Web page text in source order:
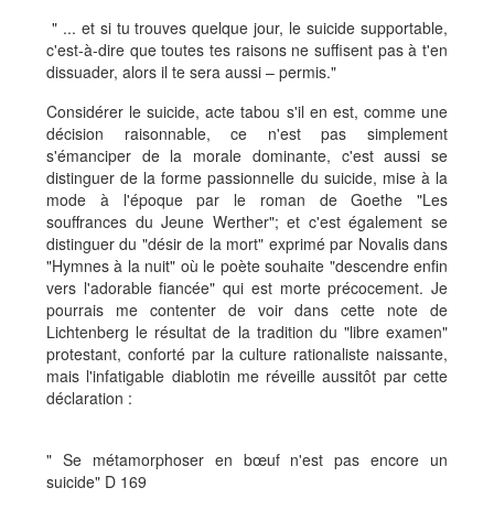
" ... et si tu trouves quelque jour, le suicide supportable,
c'est-à-dire que toutes tes raisons ne suffisent pas à t'en
dissuader, alors il te sera aussi – permis."
Considérer le suicide, acte tabou s'il en est, comme une
décision raisonnable, ce n'est pas simplement
s'émanciper de la morale dominante, c'est aussi se
distinguer de la forme passionnelle du suicide, mise à la
mode à l'époque par le roman de Goethe "Les
souffrances du Jeune Werther"; et c'est également se
distinguer du "désir de la mort" exprimé par Novalis dans
"Hymnes à la nuit" où le poète souhaite "descendre enfin
vers l'adorable fiancée" qui est morte précocement. Je
pourrais me contenter de voir dans cette note de
Lichtenberg le résultat de la tradition du "libre examen"
protestant, conforté par la culture rationaliste naissante,
mais l'infatigable diablotin me réveille aussitôt par cette
déclaration :
" Se métamorphoser en bœuf n'est pas encore un
suicide" D 169